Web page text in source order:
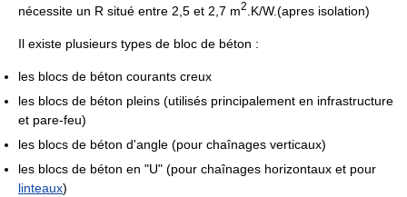
nécessite un R situé entre 2,5 et 2,7 m2 .K/W.(apres isolation)
Il existe plusieurs types de bloc de béton :
les blocs de béton courants creux
les blocs de béton pleins (utilisés principalement en infrastructure
et pare-feu)
les blocs de béton d'angle (pour chaînages verticaux)
les blocs de béton en "U" (pour chaînages horizontaux et pour
linteaux)